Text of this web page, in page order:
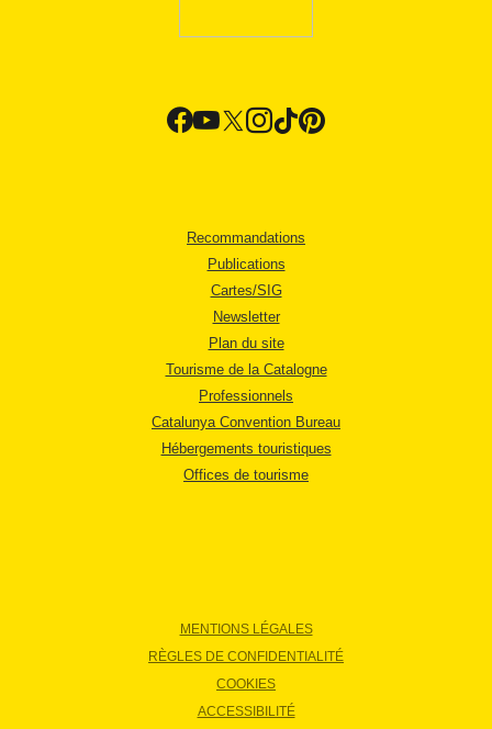
Recommandations
Publications
Cartes/SIG
Newsletter
Plan du site
Tourisme de la Catalogne
Professionnels
Catalunya Convention Bureau
Hébergements touristiques
Offices de tourisme
MENTIONS LÉGALES
RÈGLES DE CONFIDENTIALITÉ
COOKIES
ACCESSIBILITÉ